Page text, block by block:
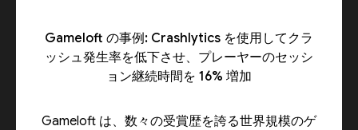
Gameloft の事例: Crashlytics を使用してクラ
ッシュ発生率を低下させ、プレーヤーのセッシ
ョン継続時間を 16% 増加
Gameloft は、数々の受賞歴を誇る世界規模のゲ